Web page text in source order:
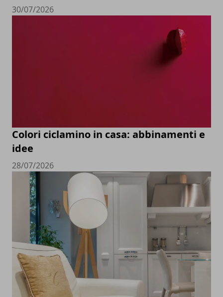
30/07/2026
Colori ciclamino in casa: abbinamenti e
idee
28/07/2026